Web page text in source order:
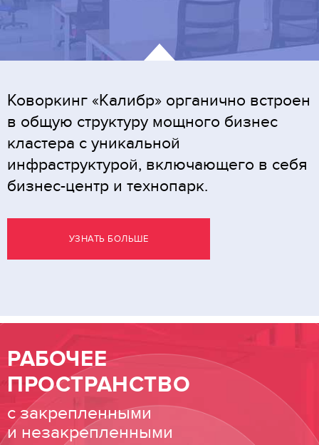
Коворкинг «Калибр» органично встроен
в общую структуру мощного бизнес
кластера с уникальной
инфраструктурой, включающего в себя
бизнес-центр и технопарк.
УЗНАТЬ БОЛЬШЕ
РАБОЧЕЕ
ПРОСТРАНСТВО
с закрепленными
и незакрепленными